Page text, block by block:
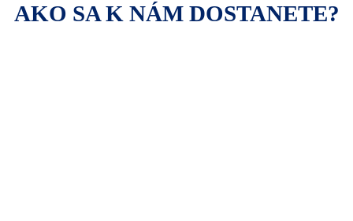
AKO SA K NÁM DOSTANETE?